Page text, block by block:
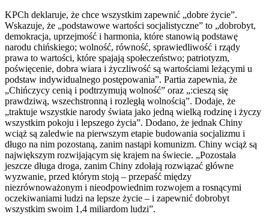
KPCh deklaruje, że chce wszystkim zapewnić „dobre życie”.
Wskazuje, że „podstawowe wartości socjalistyczne” to „dobrobyt,
demokracja, uprzejmość i harmonia, które stanowią podstawę
narodu chińskiego; wolność, równość, sprawiedliwość i rządy
prawa to wartości, które spajają społeczeństwo; patriotyzm,
poświęcenie, dobra wiara i życzliwość są wartościami leżącymi u
podstaw indywidualnego postępowania”. Partia zapewnia, że
„Chińczycy cenią i podtrzymują wolność” oraz „:cieszą się
prawdziwą, wszechstronną i rozległą wolnością”. Dodaje, że
„traktuje wszystkie narody świata jako jedną wielką rodzinę i życzy
wszystkim pokoju i lepszego życia”. Dodano, że jednak Chiny
wciąż są zaledwie na pierwszym etapie budowania socjalizmu i
długo na nim pozostaną, zanim nastąpi komunizm. Chiny wciąż są
największym rozwijającym się krajem na świecie. „Pozostała
jeszcze długa droga, zanim Chiny zdołają rozwiązać główne
wyzwanie, przed którym stoją – przepaść między
niezrównoważonym i nieodpowiednim rozwojem a rosnącymi
oczekiwaniami ludzi na lepsze życie – i zapewnić dobrobyt
wszystkim swoim 1,4 miliardom ludzi”.